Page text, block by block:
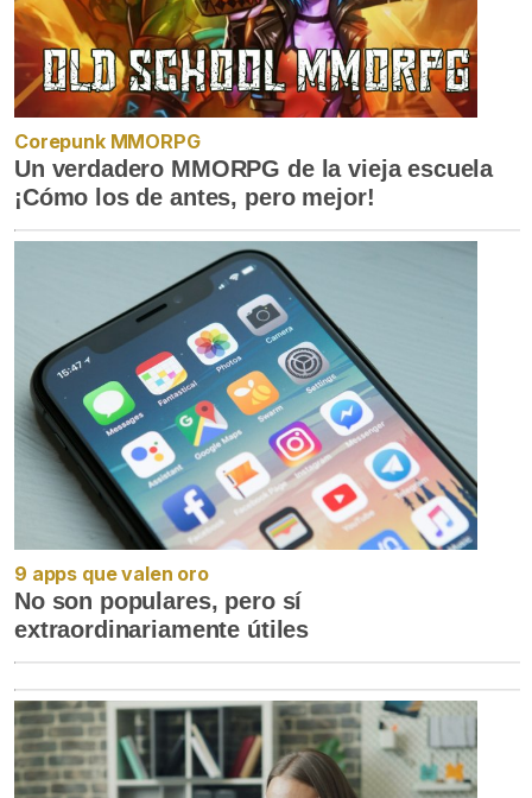
Corepunk MMORPG
Un verdadero MMORPG de la vieja escuela
¡Cómo los de antes, pero mejor!
9 apps que valen oro
No son populares, pero sí
extraordinariamente útiles